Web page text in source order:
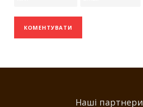
Наші партнери